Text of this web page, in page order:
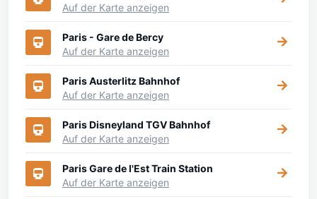
Auf der Karte anzeigen
Paris - Gare de Bercy
Auf der Karte anzeigen
Paris Austerlitz Bahnhof
Auf der Karte anzeigen
Paris Disneyland TGV Bahnhof
Auf der Karte anzeigen
Paris Gare de l'Est Train Station
Auf der Karte anzeigen